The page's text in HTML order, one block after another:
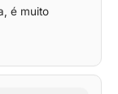
é muito